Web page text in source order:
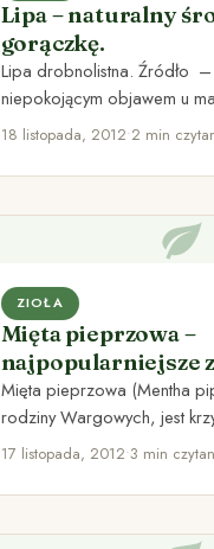
Lipa – naturalny
gorączkę.
Lipa drobnolistna. Źródło
niepokojącym objawem u
gorączka. Obecnie
18 listopada, 2012•2 min
ZIOŁA
Mięta pieprzowa –
najpopularniejsze
Mięta pieprzowa (Mentha
rodziny Wargowych, jest
nadwodnej i mięty zielonej.
17 listopada, 2012•3 min